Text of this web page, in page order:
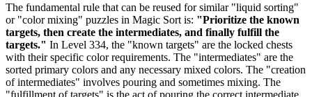
The fundamental rule that can be reused for similar "liquid sorting"
or "color mixing" puzzles in Magic Sort is: "Prioritize the known
targets, then create the intermediates, and finally fulfill the
targets." In Level 334, the "known targets" are the locked chests
with their specific color requirements. The "intermediates" are the
sorted primary colors and any necessary mixed colors. The "creation
of intermediates" involves pouring and sometimes mixing. The
"fulfillment of targets" is the act of pouring the correct intermediate